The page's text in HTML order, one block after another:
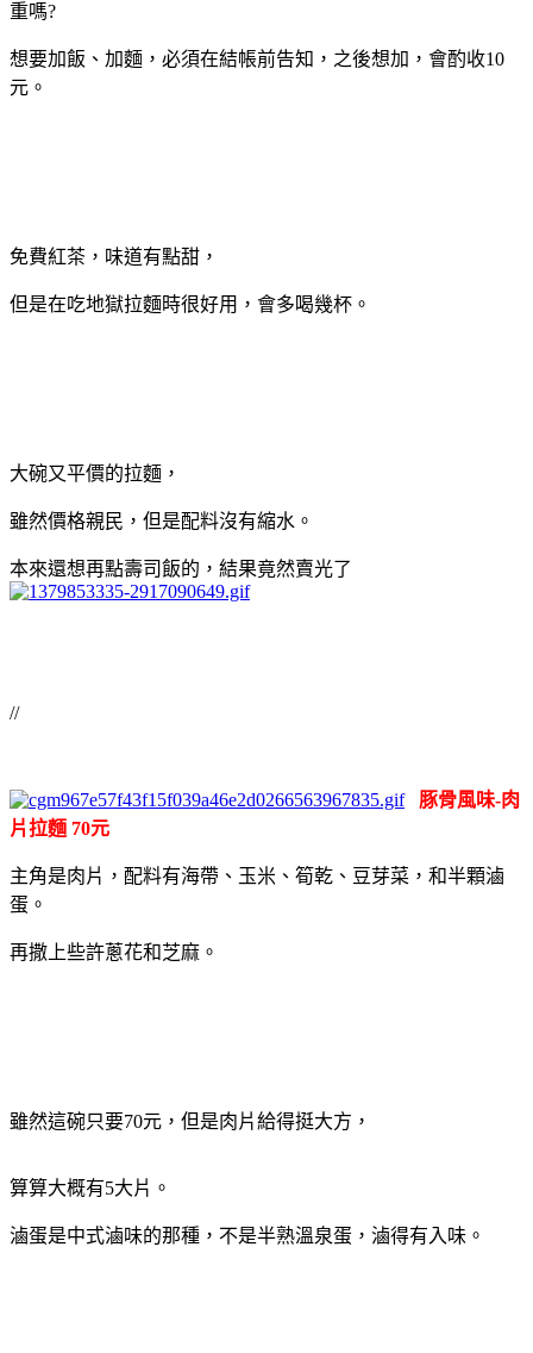
重嗎?
想要加飯、加麵，必須在結帳前告知，之後想加，會酌收10
元。
免費紅茶，味道有點甜，
但是在吃地獄拉麵時很好用，會多喝幾杯。
大碗又平價的拉麵，
雖然價格親民，但是配料沒有縮水。
本來還想再點壽司飯的，結果竟然賣光了
//
豚骨風味-肉
片拉麵 70元
主角是肉片，配料有海帶、玉米、筍乾、豆芽菜，和半顆滷
蛋。
再撒上些許蔥花和芝麻。
雖然這碗只要70元，但是肉片給得挺大方，
算算大概有5大片。
滷蛋是中式滷味的那種，不是半熟溫泉蛋，滷得有入味。